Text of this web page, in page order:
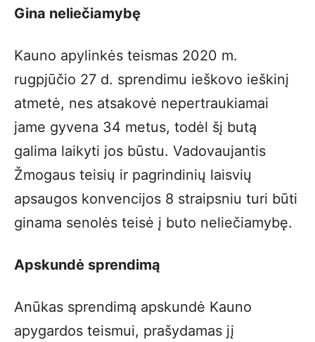
Gina neliečiamybę
Kauno apylinkės teismas 2020 m.
rugpjūčio 27 d. sprendimu ieškovo ieškinį
atmetė, nes atsakovė nepertraukiamai
jame gyvena 34 metus, todėl šį butą
galima laikyti jos būstu. Vadovaujantis
Žmogaus teisių ir pagrindinių laisvių
apsaugos konvencijos 8 straipsniu turi būti
ginama senolės teisė į buto neliečiamybę.
Apskundė sprendimą
Anūkas sprendimą apskundė Kauno
apygardos teismui, prašydamas jį